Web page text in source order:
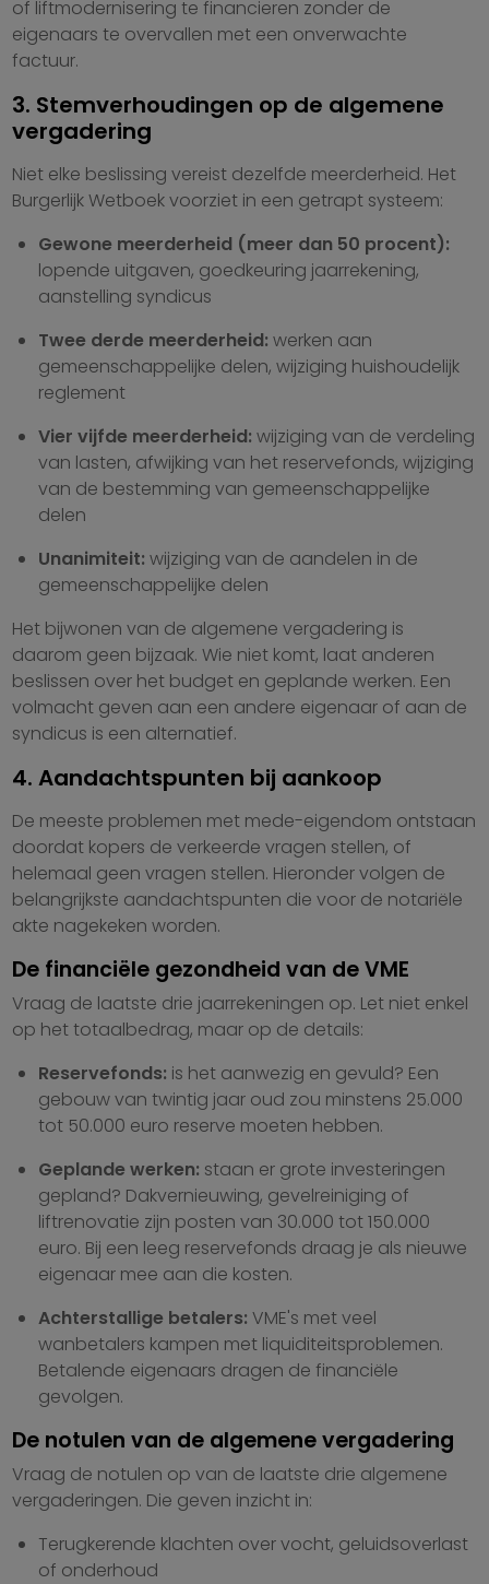
of liftmodernisering te financieren zonder de
eigenaars te overvallen met een onverwachte
factuur.
3. Stemverhoudingen op de algemene
vergadering
Niet elke beslissing vereist dezelfde meerderheid. Het
Burgerlijk Wetboek voorziet in een getrapt systeem:
Gewone meerderheid (meer dan 50 procent):
lopende uitgaven, goedkeuring jaarrekening,
aanstelling syndicus
Twee derde meerderheid: werken aan
gemeenschappelijke delen, wijziging huishoudelijk
reglement
Vier vijfde meerderheid: wijziging van de verdeling
van lasten, afwijking van het reservefonds, wijziging
van de bestemming van gemeenschappelijke
delen
Unanimiteit: wijziging van de aandelen in de
gemeenschappelijke delen
Het bijwonen van de algemene vergadering is
daarom geen bijzaak. Wie niet komt, laat anderen
beslissen over het budget en geplande werken. Een
volmacht geven aan een andere eigenaar of aan de
syndicus is een alternatief.
4. Aandachtspunten bij aankoop
De meeste problemen met mede-eigendom ontstaan
doordat kopers de verkeerde vragen stellen, of
helemaal geen vragen stellen. Hieronder volgen de
belangrijkste aandachtspunten die voor de notariële
akte nagekeken worden.
De financiële gezondheid van de VME
Vraag de laatste drie jaarrekeningen op. Let niet enkel
op het totaalbedrag, maar op de details:
Reservefonds: is het aanwezig en gevuld? Een
gebouw van twintig jaar oud zou minstens 25.000
tot 50.000 euro reserve moeten hebben.
Geplande werken: staan er grote investeringen
gepland? Dakvernieuwing, gevelreiniging of
liftrenovatie zijn posten van 30.000 tot 150.000
euro. Bij een leeg reservefonds draag je als nieuwe
eigenaar mee aan die kosten.
Achterstallige betalers: VME's met veel
wanbetalers kampen met liquiditeitsproblemen.
Betalende eigenaars dragen de financiële
gevolgen.
De notulen van de algemene vergadering
Vraag de notulen op van de laatste drie algemene
vergaderingen. Die geven inzicht in:
Terugkerende klachten over vocht, geluidsoverlast
of onderhoud